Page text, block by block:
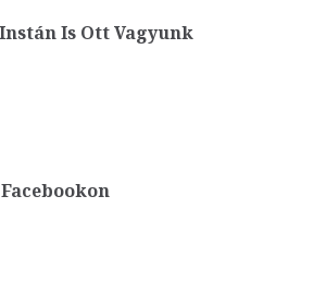
Is Ott Vagyunk